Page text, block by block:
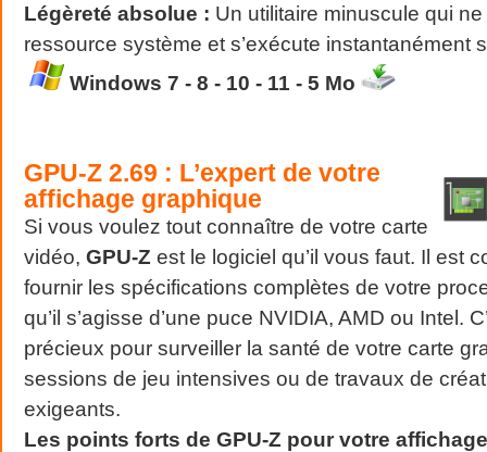
Légèreté absolue : Un utilitaire minuscule qui
ressource système et s’exécute instantanément
Windows 7 - 8 - 10 - 11 - 5 Mo
GPU-Z 2.69 : L’expert de votre
affichage graphique
Si vous voulez tout connaître de votre carte
vidéo, GPU-Z est le logiciel qu’il vous faut. Il est
fournir les spécifications complètes de votre
qu’il s’agisse d’une puce NVIDIA, AMD ou Intel.
précieux pour surveiller la santé de votre carte
sessions de jeu intensives ou de travaux de
exigeants.
Les points forts de GPU-Z pour votre